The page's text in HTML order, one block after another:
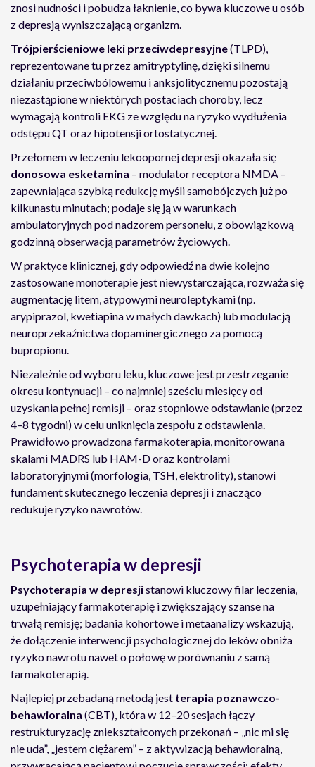
znosi nudności i pobudza łaknienie, co bywa kluczowe u osób
z depresją wyniszczającą organizm.
Trójpierścieniowe leki przeciwdepresyjne(TLPD),
reprezentowane tu przez amitryptylinę, dzięki silnemu
działaniu przeciwbólowemu i anksjolitycznemu pozostają
niezastąpione w niektórych postaciach choroby, lecz
wymagają kontroli EKG ze względu na ryzyko wydłużenia
odstępu QT oraz hipotensji ortostatycznej.
Przełomem w leczeniu lekoopornej depresji okazała się
donosowa esketamina – modulator receptora NMDA –
zapewniająca szybką redukcję myśli samobójczych już po
kilkunastu minutach; podaje się ją w warunkach
ambulatoryjnych pod nadzorem personelu, z obowiązkową
godzinną obserwacją parametrów życiowych.
W praktyce klinicznej, gdy odpowiedź na dwie kolejno
zastosowane monoterapie jest niewystarczająca, rozważa się
augmentację litem, atypowymi neuroleptykami (np.
arypiprazol, kwetiapina w małych dawkach) lub modulacją
neuroprzekaźnictwa dopaminergicznego za pomocą
bupropionu.
Niezależnie od wyboru leku, kluczowe jest przestrzeganie
okresu kontynuacji – co najmniej sześciu miesięcy od
uzyskania pełnej remisji – oraz stopniowe odstawianie (przez
4–8 tygodni) w celu uniknięcia zespołu z odstawienia.
Prawidłowo prowadzona farmakoterapia, monitorowana
skalami MADRS lub HAM-D oraz kontrolami
laboratoryjnymi (morfologia, TSH, elektrolity), stanowi
fundament skutecznego leczenia depresji i znacząco
redukuje ryzyko nawrotów.
Psychoterapia w depresji
Psychoterapia w depresjistanowi kluczowy filar leczenia,
uzupełniający farmakoterapię i zwiększający szanse na
trwałą remisję; badania kohortowe i metaanalizy wskazują,
że dołączenie interwencji psychologicznej do leków obniża
ryzyko nawrotu nawet o połowę w porównaniu z samą
farmakoterapią.
Najlepiej przebadaną metodą jest terapia poznawczo-
behawioralna (CBT), która w 12–20 sesjach łączy
restrukturyzację zniekształconych przekonań – „nic mi się
nie uda”, „jestem ciężarem” – z aktywizacją behawioralną,